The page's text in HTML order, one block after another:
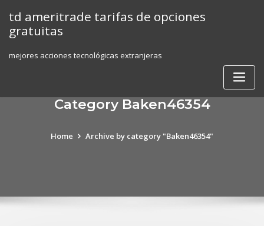
content
td ameritrade tarifas de opciones
gratuitas
mejores acciones tecnológicas extranjeras
Category Baken46354
Home Archive by category "Baken46354"